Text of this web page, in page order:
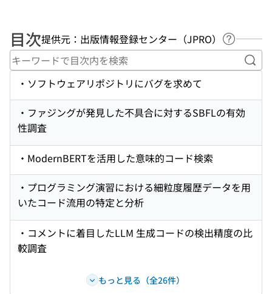
目次提供元：出版情報登録センター（JPRO）
ヘルプペ
キ
・ソフトウェアリポジトリにバグを求めて
・ファジングが発見した不具合に対するSBFLの有効
性調査
・ModernBERTを活用した意味的コード検索
・プログラミング演習における細粒度履歴データを用
いたコード流用の特定と分析
・コメントに着目したLLM 生成コードの検出精度の比
較調査
もっと見る（全26件）